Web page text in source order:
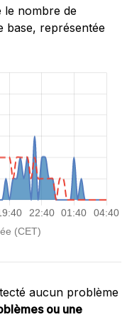
le nombre de
base, représentée
aucun problème
ou une